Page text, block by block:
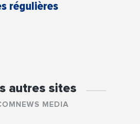
régulières
autres sites
MEDIA